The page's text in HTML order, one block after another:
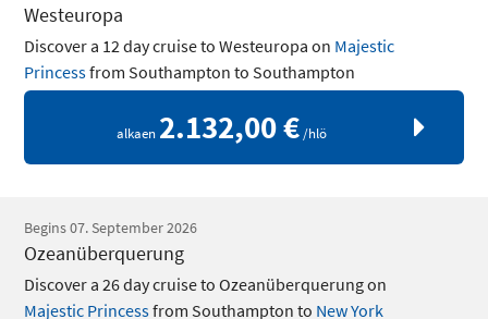
Westeuropa
Discover a 12 day cruise to Westeuropa on Majestic
Princessfrom Southampton to Southampton
alkaen 2.132,00 € /hlö
Begins 07. September 2026
Ozeanüberquerung
Discover a 26 day cruise to Ozeanüberquerung on
Majestic Princessfrom Southampton to New York